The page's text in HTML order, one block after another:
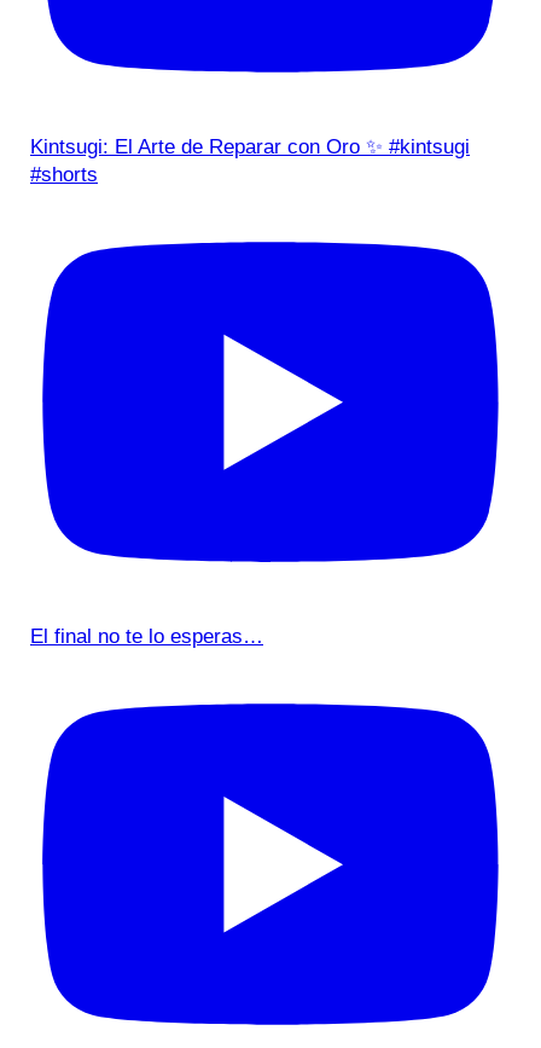
Kintsugi: El Arte de Reparar con Oro ✨ #kintsugi
#shorts
El final no te lo esperas…